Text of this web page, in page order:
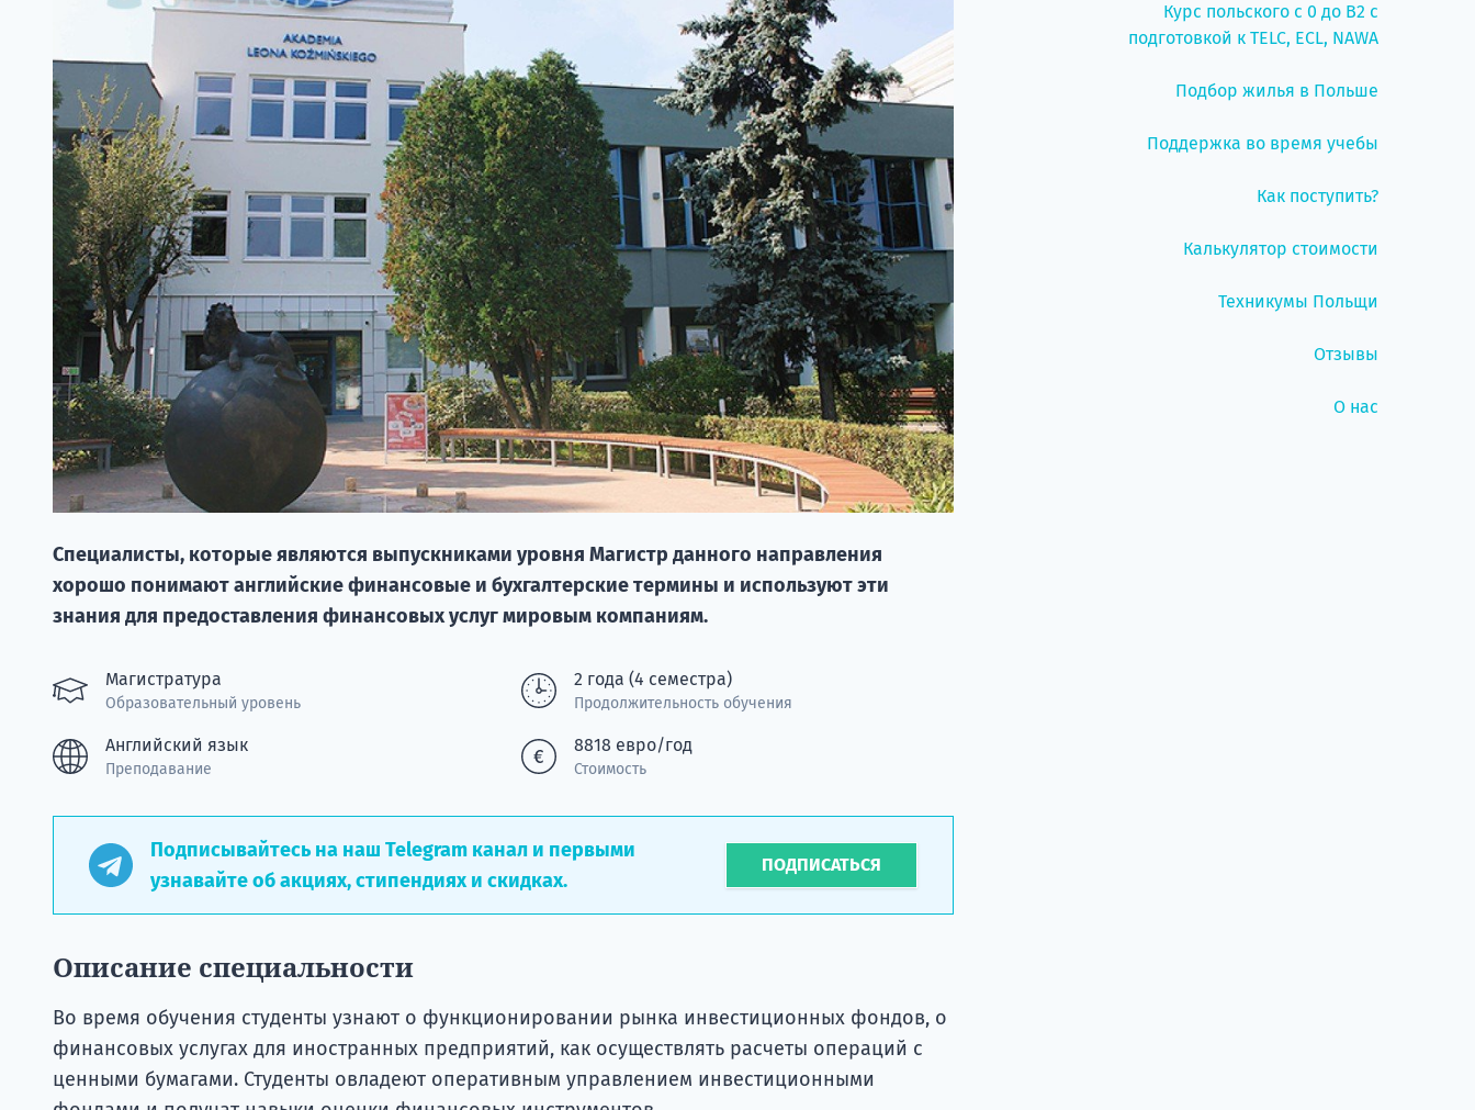
Специалисты, которые являются выпускниками уровня Магистр данного направления
хорошо понимают английские финансовые и бухгалтерские термины и используют эти
знания для предоставления финансовых услуг мировым компаниям.
Магистратура
Образовательный уровень
2 года (4 семестра)
Продолжительность обучения
Английский язык
Преподавание
8818 евро/год
Стоимость
Подписывайтесь на наш Telegram канал и первыми
узнавайте об акциях, стипендиях и скидках.
ПОДПИСАТЬСЯ
Описание специальности
Во время обучения студенты узнают о функционировании рынка инвестиционных фондов, о
финансовых услугах для иностранных предприятий, как осуществлять расчеты операций с
ценными бумагами. Студенты овладеют оперативным управлением инвестиционными
Курс польского с 0 до B2 с
подготовкой к TELC, ECL, NAWA
Подбор жилья в Польше
Поддержка во время учебы
Как поступить?
Калькулятор стоимости
Техникумы Польщи
Отзывы
О нас